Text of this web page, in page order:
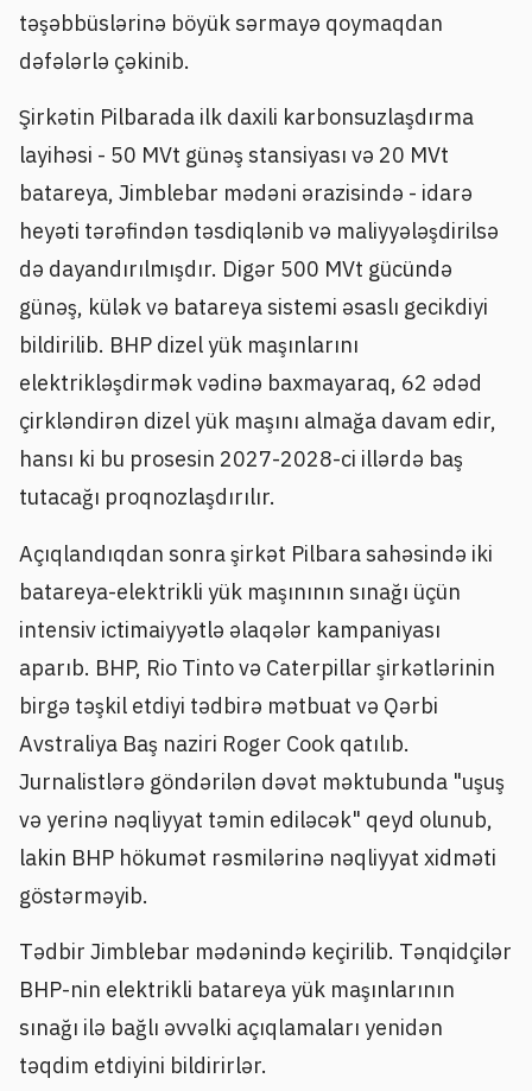
təşəbbüslərinə böyük sərmayə qoymaqdan
dəfələrlə çəkinib.
Şirkətin Pilbarada ilk daxili karbonsuzlaşdırma
layihəsi - 50 MVt günəş stansiyası və 20 MVt
batareya, Jimblebar mədəni ərazisində - idarə
heyəti tərəfindən təsdiqlənib və maliyyələşdirilsə
də dayandırılmışdır. Digər 500 MVt gücündə
günəş, külək və batareya sistemi əsaslı gecikdiyi
bildirilib. BHP dizel yük maşınlarını
elektrikləşdirmək vədinə baxmayaraq, 62 ədəd
çirkləndirən dizel yük maşını almağa davam edir,
hansı ki bu prosesin 2027-2028-ci illərdə baş
tutacağı proqnozlaşdırılır.
Açıqlandıqdan sonra şirkət Pilbara sahəsində iki
batareya-elektrikli yük maşınının sınağı üçün
intensiv ictimaiyyətlə əlaqələr kampaniyası
aparıb. BHP, Rio Tinto və Caterpillar şirkətlərinin
birgə təşkil etdiyi tədbirə mətbuat və Qərbi
Avstraliya Baş naziri Roger Cook qatılıb.
Jurnalistlərə göndərilən dəvət məktubunda "uşuş
və yerinə nəqliyyat təmin ediləcək" qeyd olunub,
lakin BHP hökumət rəsmilərinə nəqliyyat xidməti
göstərməyib.
Tədbir Jimblebar mədənində keçirilib. Tənqidçilər
BHP-nin elektrikli batareya yük maşınlarının
sınağı ilə bağlı əvvəlki açıqlamaları yenidən
təqdim etdiyini bildirirlər.